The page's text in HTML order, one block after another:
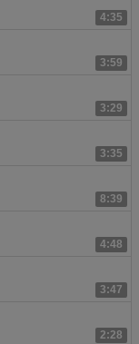
4:35
3:59
3:29
3:35
8:39
4:48
3:47
2:28